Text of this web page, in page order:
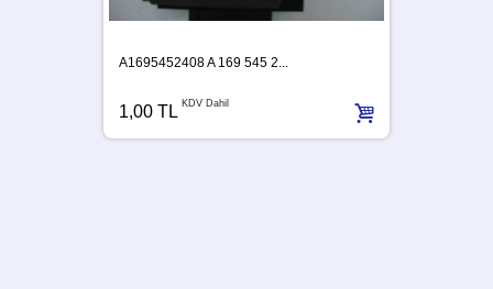
A1695452408 A 169 545 2...
1,00 TL KDV Dahil